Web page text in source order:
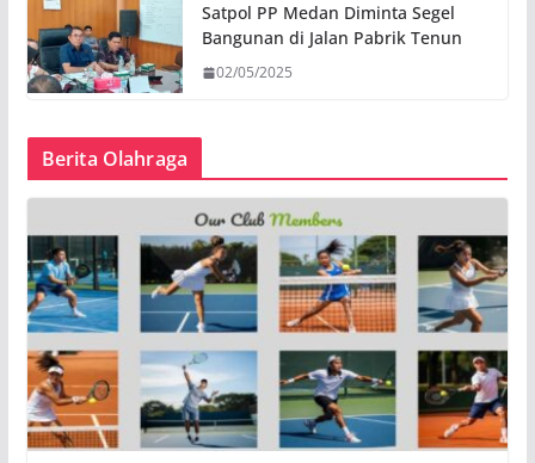
Satpol PP Medan Diminta Segel
Bangunan di Jalan Pabrik Tenun
02/05/2025
Berita Olahraga